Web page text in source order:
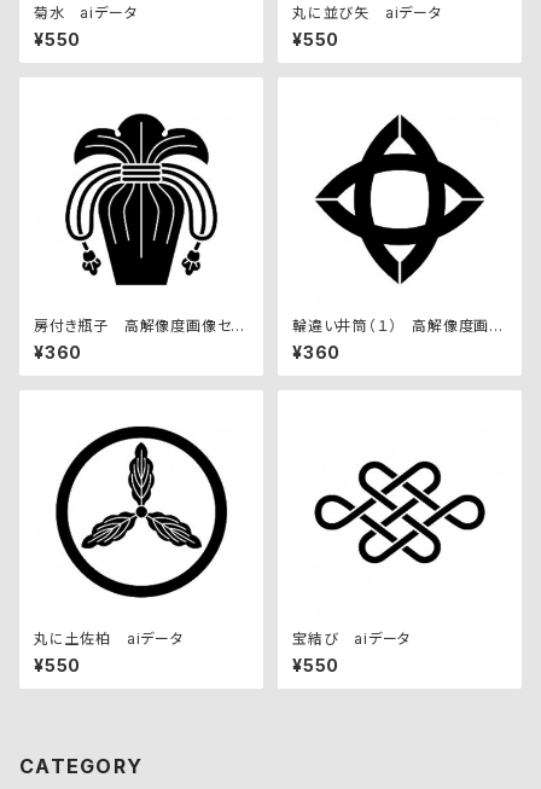
菊水 aiデータ
¥550
丸に並び矢 aiデータ
¥550
房付き瓶子 高解像度画像セッ
ト
¥360
輪違い井筒（１） 高解像度画像
セット
¥360
丸に土佐柏 aiデータ
¥550
宝結び aiデータ
¥550
CATEGORY